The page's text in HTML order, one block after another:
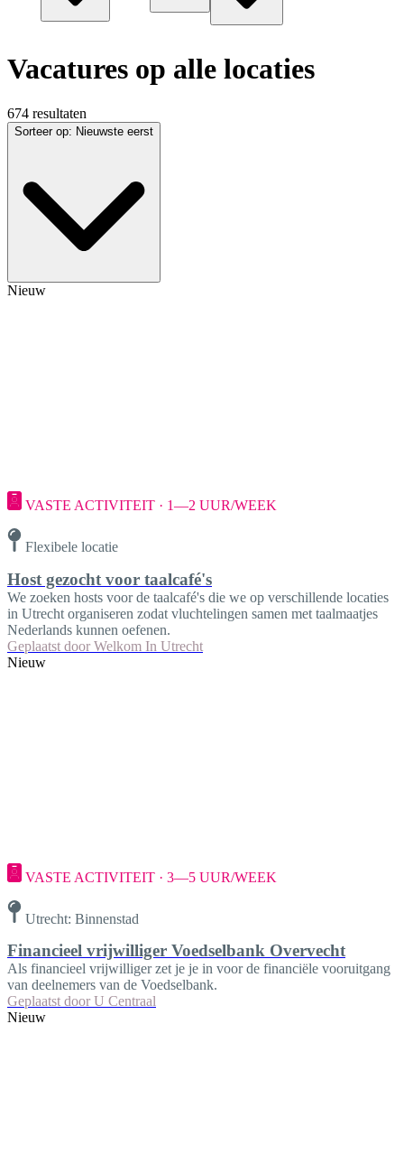
Vacatures op alle locaties
674 resultaten
Sorteer op: Nieuwste eerst
Nieuw
VASTE ACTIVITEIT · 1—2 UUR/WEEK
Flexibele locatie
Host gezocht voor taalcafé's
We zoeken hosts voor de taalcafé's die we op verschillende locaties
in Utrecht organiseren zodat vluchtelingen samen met taalmaatjes
Nederlands kunnen oefenen.
Geplaatst door Welkom In Utrecht
Nieuw
VASTE ACTIVITEIT · 3—5 UUR/WEEK
Utrecht: Binnenstad
Financieel vrijwilliger Voedselbank Overvecht
Als financieel vrijwilliger zet je je in voor de financiële vooruitgang
van deelnemers van de Voedselbank.
Geplaatst door U Centraal
Nieuw